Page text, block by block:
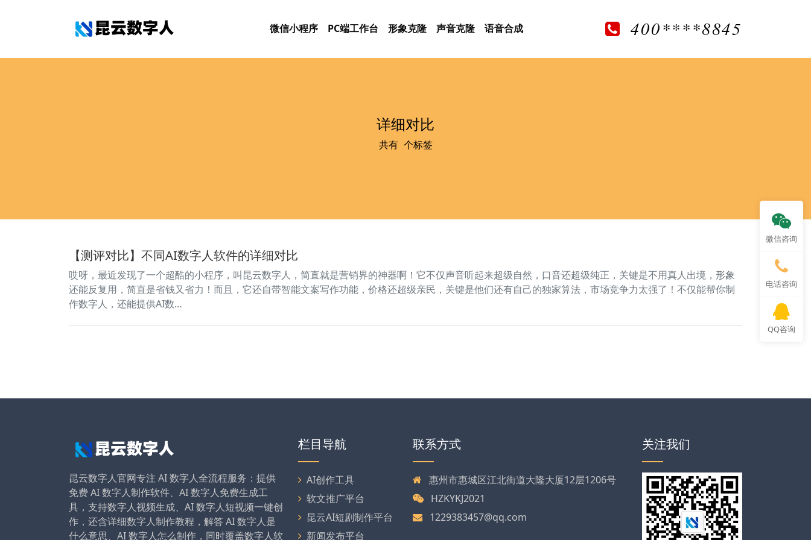
微信小程序 PC端工作台 形象克隆 声音克隆 语音合成 400****8845
详细对比
共有1 个标签
【测评对比】不同AI数字人软件的详细对比
哎呀，最近发现了一个超酷的小程序，叫昆云数字人，简直就是营销界的神器啊！它不仅声音听起来超级自然，口音还超级纯正，关键是不用真人出境，形象
还能反复用，简直是省钱又省力！而且，它还自带智能文案写作功能，价格还超级亲民，关键是他们还有自己的独家算法，市场竞争力太强了！不仅能帮你制
作数字人，还能提供AI数…
昆云数字人官网专注 AI 数字人全流程服务：提供
免费 AI 数字人制作软件、AI 数字人免费生成工
具，支持数字人视频生成、AI 数字人短视频一键创
作，还含详细数字人制作教程，解答 AI 数字人是
什么意思、AI 数字人怎么制作，同时覆盖数字人软
栏目导航
AI创作工具
软文推广平台
昆云AI短剧制作平台
新闻发布平台
联系方式
惠州市惠城区江北街道大隆大厦12层1206号
HZKYKJ2021
1229383457@qq.com
关注我们
微信咨询
电话咨询
QQ咨询